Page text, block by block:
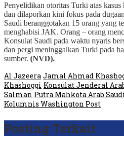
Penyelidikan otoritas Turki atas
dan dilaporkan kini fokus pada
Saudi beranggotakan 15 orang yang
menghabisi JAK. Orang – orang
Konsulat Saudi pada waktu nyaris
dan pergi meninggalkan Turki pada
sumber. (NVD).
Al Jazeera Jamal Ahmad
Khashoggi Konsulat Jenderal
Salman Putra Mahkota Arab Saudi
Kolumnis Washington Post
Posting Terkait